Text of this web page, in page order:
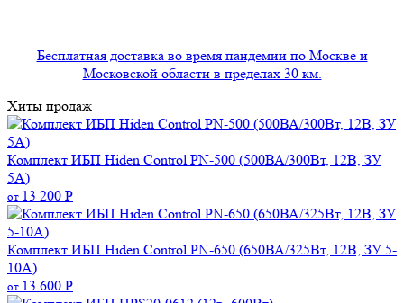
Бесплатная доставка во время пандемии по Москве и
Московской области в пределах 30 км.
Хиты продаж
Комплект ИБП Hiden Control PN-500 (500ВА/300Вт, 12В, ЗУ
5А)
от 13 200 Р
Комплект ИБП Hiden Control PN-650 (650ВА/325Вт, 12В, ЗУ 5-
10А)
от 13 600 Р